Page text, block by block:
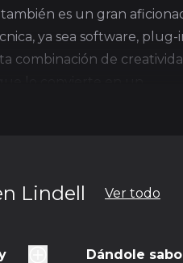
es un gran
ya sea software, plug-
combinación de
Lindell Ver todo
Dándole